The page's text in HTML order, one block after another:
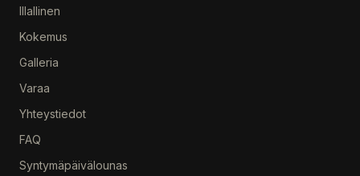
Illallinen
Kokemus
Galleria
Varaa
Yhteystiedot
FAQ
Syntymäpäivälounas